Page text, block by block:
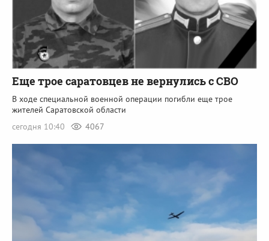
Еще трое саратовцев не вернулись с СВО
В ходе специальной военной операции погибли еще трое
жителей Саратовской области
сегодня 10:40
4067